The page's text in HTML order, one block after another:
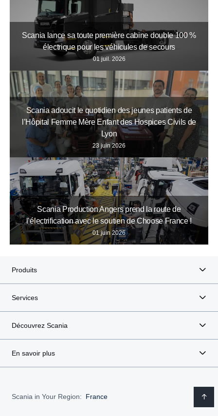
Scania lance sa toute première cabine double 100 %
électrique pour les véhicules de secours
01 juil. 2026
Scania adoucit le quotidien des jeunes patients de
l’Hôpital Femme Mère Enfant des Hospices Civils de
Lyon
23 juin 2026
Scania Production Angers prend la route de
l’électrification avec le soutien de Choose France !
01 juin 2026
Produits
Services
Découvrez Scania
En savoir plus
Scania in Your Region: France